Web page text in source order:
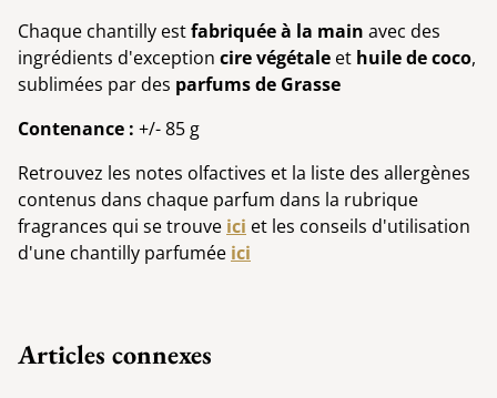
Chaque chantilly estfabriquée à la main avec des
ingrédients d'exception cire végétale et huile de coco,
sublimées par des parfums de Grasse
Contenance : +/- 85 g
Retrouvez les notes olfactives et la liste des allergènes
contenus dans chaque parfum dans la rubrique
fragrances qui se trouve ici et les conseils d'utilisation
d'une chantilly parfumée ici
Articles connexes